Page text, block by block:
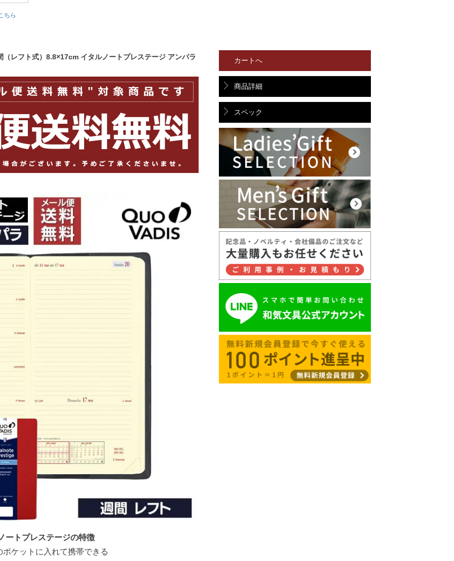
ちら
レフト式）8.8×17cm イタルノートプレステージ アンパラ
ートプレステージの特徴
ポケットに入れて携帯できる
カートへ
商品詳細
スペック